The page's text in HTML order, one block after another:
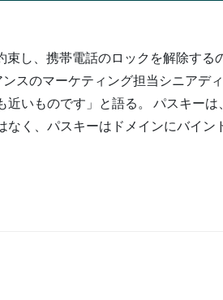
束し、携帯電話のロックを解除す
スのマーケティング担当シニア
近いものです」と語る。 パスキー
く、パスキーはドメインにバイ